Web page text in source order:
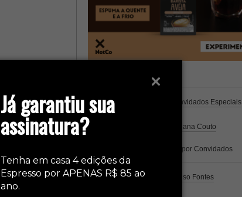
Já garantiu sua
assinatura?
Tenha em casa 4 edições da
Espresso por APENAS R$ 85 ao
ano.
Espresso
Coluna Café por Convidados Especiais
por Cristiana Couto
por Convidados
Especiais
Análisepor Caio Alonso Fontes